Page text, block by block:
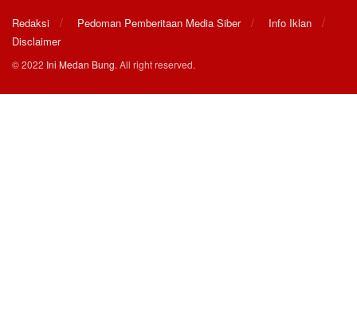
Redaksi Pedoman Pemberitaan Media Siber
Info Iklan
Disclaimer
© 2022 Ini Medan Bung. All right reserved.